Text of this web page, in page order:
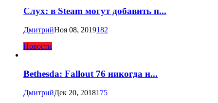
Слух: в Steam могут добавить п...
ДмитрийНоя 08, 2019182
Новости
Bethesda: Fallout 76 никогда н...
ДмитрийДек 20, 2018175